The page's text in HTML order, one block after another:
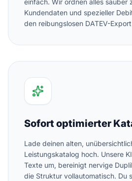
einfach. Wir ordnen alles sauber
Kundendaten und spezieller
den reibungslosen DATEV-
Sofort optimierter
Lade deinen alten,
Leistungskatalog hoch. Unsere
Texte um, bereinigt nervige
die Struktur vollautomatisch. Du